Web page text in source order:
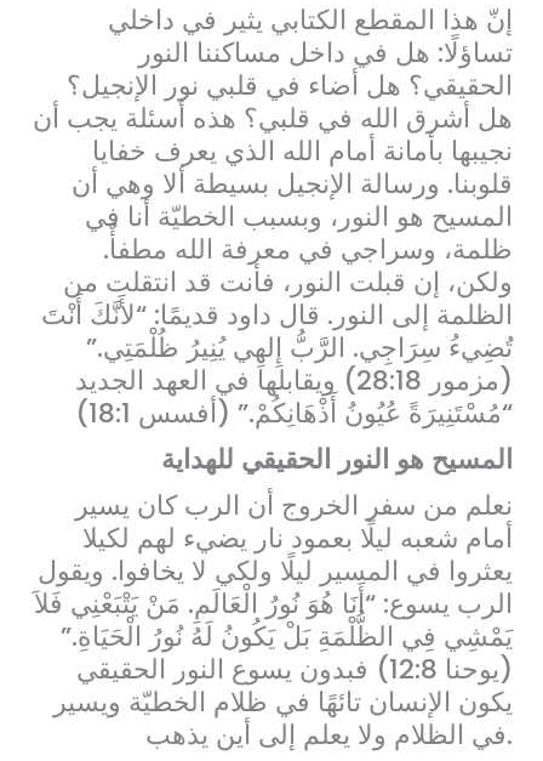
إنّ هذا المقطع الكتابي يثير في داخلي
تساؤلًا: هل في داخل مساكننا النور
الحقيقي؟ هل أضاء في قلبي نور الإنجيل؟
هل أشرق الله في قلبي؟ هذه أسئلة يجب أن
نجيبها بأمانة أمام الله الذي يعرف خفايا
قلوبنا. ورسالة الإنجيل بسيطة ألا وهي أن
المسيح هو النور، وبسبب الخطيّة أنا في
ظلمة، وسراجي في معرفة الله مطفأٌ.
ولكن، إن قبلت النور، فأنت قد انتقلت من
الظلمة إلى النور. قال داود قديمًا: “لأَنَّكَ أَنْتَ
تُضِيءُ سِرَاجِي. الرَّبُّ إِلهِي يُنِيرُ ظُلْمَتِي.”
(مزمور 28:18) ويقابلها في العهد الجديد
“مُسْتَنِيرَةً عُيُونُ أَذْهَانِكُمْ.” (أفسس 18:1)
المسيح هو النور الحقيقي للهداية
نعلم من سفر الخروج أن الرب كان يسير
أمام شعبه ليلًا بعمود نار يضيء لهم لكيلا
يعثروا في المسير ليلًا ولكي لا يخافوا. ويقول
الرب يسوع: “أَنَا هُوَ نُورُ الْعَالَمِ. مَنْ يَتْبَعْنِي فَلاَ
يَمْشِي فِي الظُّلْمَةِ بَلْ يَكُونُ لَهُ نُورُ الْحَيَاةِ.”
(يوحنا 12:8) فبدون يسوع النور الحقيقي
يكون الإنسان تائهًا في ظلام الخطيّة ويسير
في الظلام ولا يعلم إلى أين يذهب.